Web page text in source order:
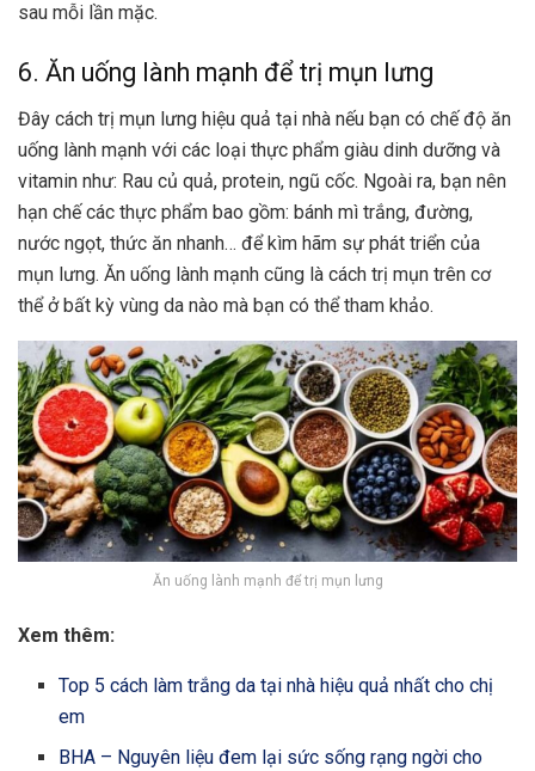
sau mỗi lần mặc.
6. Ăn uống lành mạnh để trị mụn lưng
Đây cách trị mụn lưng hiệu quả tại nhà nếu bạn có chế độ ăn
uống lành mạnh với các loại thực phẩm giàu dinh dưỡng và
vitamin như: Rau củ quả, protein, ngũ cốc. Ngoài ra, bạn nên
hạn chế các thực phẩm bao gồm: bánh mì trắng, đường,
nước ngọt, thức ăn nhanh… để kìm hãm sự phát triển của
mụn lưng. Ăn uống lành mạnh cũng là cách trị mụn trên cơ
thể ở bất kỳ vùng da nào mà bạn có thể tham khảo.
Ăn uống lành mạnh để trị mụn lưng
Xem thêm:
Top 5 cách làm trắng da tại nhà hiệu quả nhất cho chị
em
BHA – Nguyên liệu đem lại sức sống rạng ngời cho